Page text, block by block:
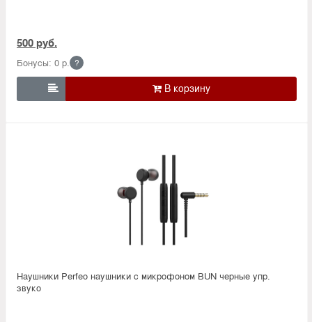
500 руб.
Бонусы: 0 р. ?

Наушники Perfeo наушники c микрофоном BUN черные упр.
звуко